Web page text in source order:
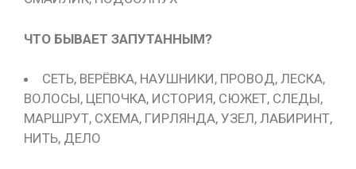
ЧТО БЫВАЕТ ЗАПУТАННЫМ?
СЕТЬ, ВЕРЁВКА, НАУШНИКИ, ПРОВОД, ЛЕСКА,
ВОЛОСЫ, ЦЕПОЧКА, ИСТОРИЯ, СЮЖЕТ, СЛЕДЫ,
МАРШРУТ, СХЕМА, ГИРЛЯНДА, УЗЕЛ, ЛАБИРИНТ,
НИТЬ, ДЕЛО